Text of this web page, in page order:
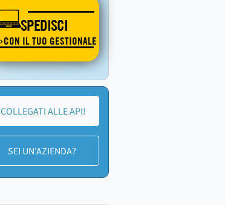
SPEDISCI
CON IL TUO GESTIONALE
COLLEGATI ALLE API!
SEI UN'AZIENDA?